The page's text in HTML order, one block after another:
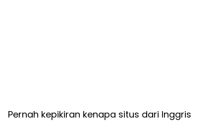
Pernah kepikiran kenapa situs dari Inggris